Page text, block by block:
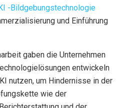
-Bildgebungstechnologie
und Einführung
gaben die Unternehmen
entwickeln
nutzen, um Hindernisse in der
wie der